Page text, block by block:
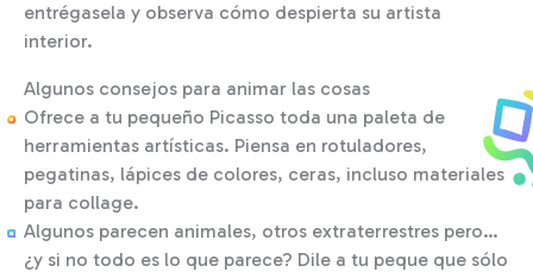
entrégasela y observa cómo despierta su artista
interior.
Algunos consejos para animar las cosas
Ofrece a tu pequeño Picasso toda una paleta de
herramientas artísticas. Piensa en rotuladores,
pegatinas, lápices de colores, ceras, incluso materiales
para collage.
Algunos parecen animales, otros extraterrestres pero…
¿y si no todo es lo que parece? Dile a tu peque que sólo